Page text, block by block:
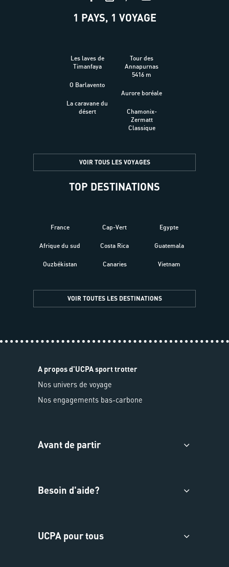
1 PAYS, 1 VOYAGE
Les laves de
Timanfaya
O Barlavento
La caravane du
désert
Tour des
Annapurnas
5416 m
Aurore boréale
Chamonix-
Zermatt
Classique
VOIR TOUS LES VOYAGES
TOP DESTINATIONS
France
Afrique du sud
Ouzbékistan
Cap-Vert
Costa Rica
Canaries
Egypte
Guatemala
Vietnam
VOIR TOUTES LES DESTINATIONS
A propos d'UCPA sport trotter
Nos univers de voyage
Nos engagements bas-carbone
Avant de partir
Besoin d'aide?
UCPA pour tous